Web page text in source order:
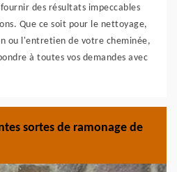
des résultats impeccables
Que ce soit pour le nettoyage,
ou l'entretien de votre cheminée,
à toutes vos demandes avec
sortes de ramonage de